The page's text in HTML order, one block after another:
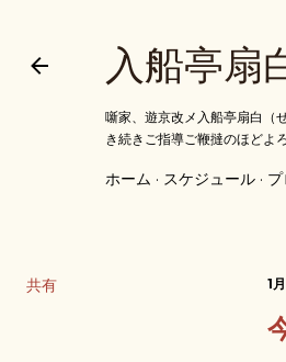
入船亭扇
噺家、遊京改メ入船亭扇白（
き続きご指導ご鞭撻のほどよ
ホーム スケジュール
共有 1